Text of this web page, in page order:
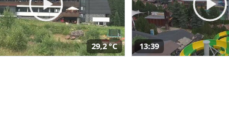
29,2 °C 13:39